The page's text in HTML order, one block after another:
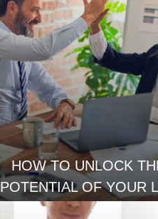
LEES MEER
HOW TO UNLOCK
POTENTIAL OF YOUR